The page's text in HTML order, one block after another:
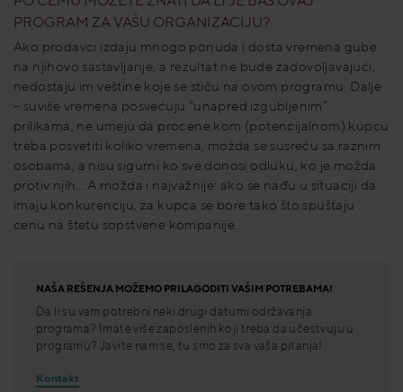
PROGRAM ZA VAŠU ORGANIZACIJU?
Ako prodavci izdaju mnogo ponuda i dosta vremena gube
na njihovo sastavljanje, a rezultat ne bude zadovoljavajući,
nedostaju im veštine koje se stiču na ovom programu. Dalje
– suviše vremena posvećuju “unapred izgubljenim”
prilikama, ne umeju da procene kom (potencijalnom) kupcu
treba posvetiti koliko vremena, možda se susreću sa raznim
osobama, a nisu sigurni ko sve donosi odluku, ko je možda
protiv njih… A možda i najvažnije: ako se nađu u situaciji da
imaju konkurenciju, za kupca se bore tako što spuštaju
cenu na štetu sopstvene kompanije.
NAŠA REŠENJA MOŽEMO PRILAGODITI VAŠIM POTREBAMA!
Da li su vam potrebni neki drugi datumi održavanja
programa? Imate više zaposlenih koji treba da učestvuju u
programu? Javite nam se, tu smo za sva vaša pitanja!
Kontakt